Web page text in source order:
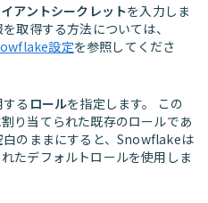
アントシークレットを入力しま
取得する方法については、
設定を参照してくださ
る ロールを指定します。 この
り当てられた既存のロールであ
白のままにすると、Snowflakeは
たデフォルトロールを使用しま